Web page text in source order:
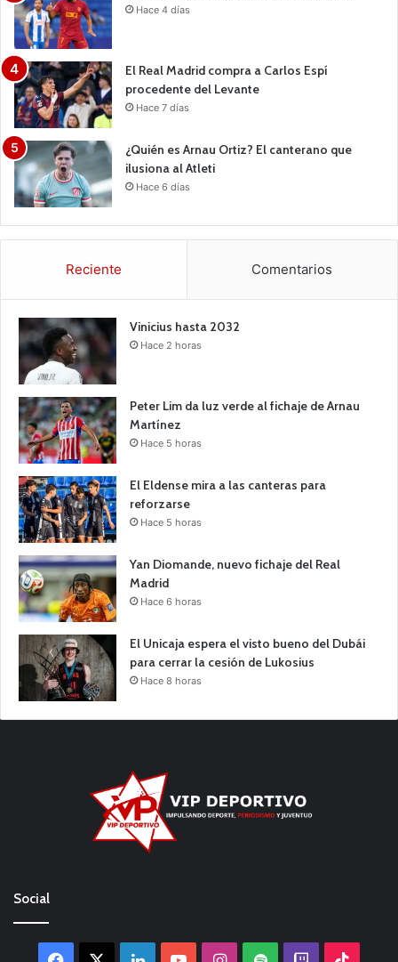
Hace 4 días
El Real Madrid compra a Carlos Espí
procedente del Levante
Hace 7 días
¿Quién es Arnau Ortiz? El canterano que
ilusiona al Atleti
Hace 6 días
Reciente Comentarios
Vinicius hasta 2032
Hace 2 horas
Peter Lim da luz verde al fichaje de Arnau
Martínez
Hace 5 horas
El Eldense mira a las canteras para
reforzarse
Hace 5 horas
Yan Diomande, nuevo fichaje del Real
Madrid
Hace 6 horas
El Unicaja espera el visto bueno del Dubái
para cerrar la cesión de Lukosius
Hace 8 horas
Social